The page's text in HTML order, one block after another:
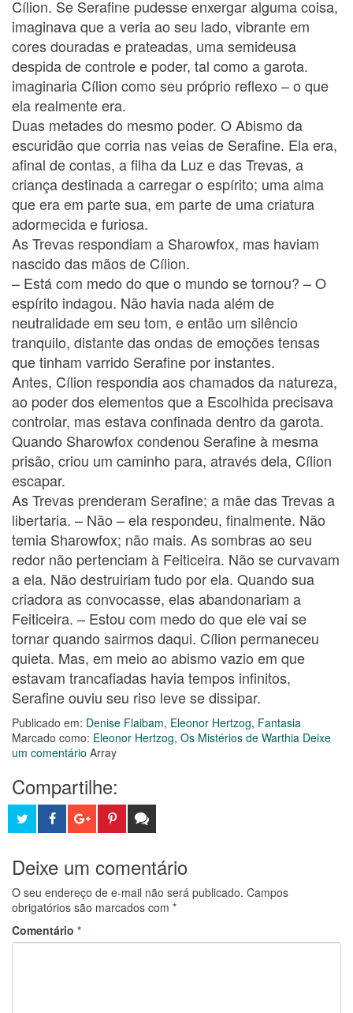
Cílion. Se Serafine pudesse enxergar alguma coisa,
imaginava que a veria ao seu lado, vibrante em
cores douradas e prateadas, uma semideusa
despida de controle e poder, tal como a garota.
imaginaria Cílion como seu próprio reflexo – o que
ela realmente era.
Duas metades do mesmo poder. O Abismo da
escuridão que corria nas veias de Serafine. Ela era,
afinal de contas, a filha da Luz e das Trevas, a
criança destinada a carregar o espírito; uma alma
que era em parte sua, em parte de uma criatura
adormecida e furiosa.
As Trevas respondiam a Sharowfox, mas haviam
nascido das mãos de Cílion.
– Está com medo do que o mundo se tornou? – O
espírito indagou. Não havia nada além de
neutralidade em seu tom, e então um silêncio
tranquilo, distante das ondas de emoções tensas
que tinham varrido Serafine por instantes.
Antes, Cílion respondia aos chamados da natureza,
ao poder dos elementos que a Escolhida precisava
controlar, mas estava confinada dentro da garota.
Quando Sharowfox condenou Serafine à mesma
prisão, criou um caminho para, através dela, Cílion
escapar.
As Trevas prenderam Serafine; a mãe das Trevas a
libertaria. – Não – ela respondeu, finalmente. Não
temia Sharowfox; não mais. As sombras ao seu
redor não pertenciam à Feiticeira. Não se curvavam
a ela. Não destruiriam tudo por ela. Quando sua
criadora as convocasse, elas abandonariam a
Feiticeira. – Estou com medo do que ele vai se
tornar quando sairmos daqui. Cílion permaneceu
quieta. Mas, em meio ao abismo vazio em que
estavam trancafiadas havia tempos infinitos,
Serafine ouviu seu riso leve se dissipar.
Publicado em: Denise Flaibam, Eleonor Hertzog, Fantasia
Marcado como: Eleonor Hertzog, Os Mistérios de Warthia Deixe
um comentário Array
Compartilhe:
T
i
t
t
F
c
e
b
G
o
g
P
n
t
D
i
x
Deixe um comentário
O seu endereço de e-mail não será publicado. Campos
obrigatórios são marcados com *
Comentário *